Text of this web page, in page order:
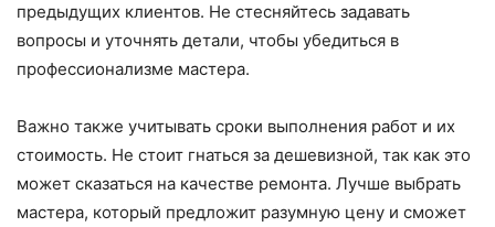
предыдущих клиентов. Не стесняйтесь задавать
вопросы и уточнять детали, чтобы убедиться в
профессионализме мастера.
Важно также учитывать сроки выполнения работ и их
стоимость. Не стоит гнаться за дешевизной, так как это
может сказаться на качестве ремонта. Лучше выбрать
мастера, который предложит разумную цену и сможет